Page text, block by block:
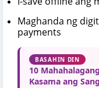
Maghanda ng
payments
BASAHIN DIN
10
Kasama ang